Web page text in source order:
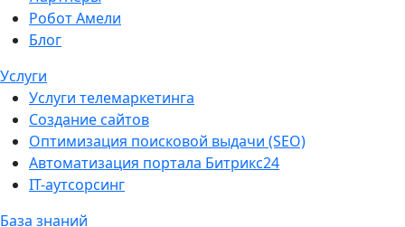
Робот Амели
Блог
Услуги
Услуги телемаркетинга
Создание сайтов
Оптимизация поисковой выдачи (SEO)
Автоматизация портала Битрикс24
IT-аутсорсинг
База знаний